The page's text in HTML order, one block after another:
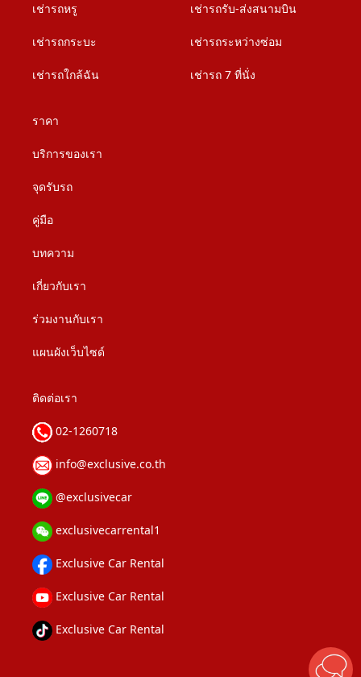
เช่ารถหรู
เช่ารถกระบะ
เช่ารถใกล้ฉัน
เช่ารถรับ-ส่งสนามบิน
เช่ารถระหว่างซ่อม
เช่ารถ 7 ที่นั่ง
ราคา
บริการของเรา
จุดรับรถ
คู่มือ
บทความ
เกี่ยวกับเรา
ร่วมงานกับเรา
แผนผังเว็บไซด์
ติดต่อเรา
02-1260718
info@exclusive.co.th
@exclusivecar
exclusivecarrental1
Exclusive Car Rental
Exclusive Car Rental
Exclusive Car Rental